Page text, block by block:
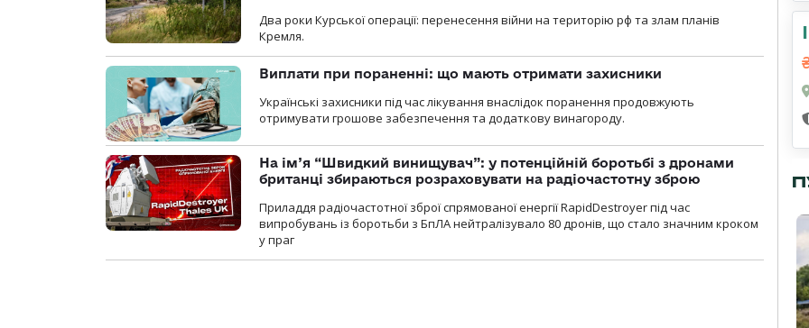
Два роки Курської операції: перенесення війни на територію рф та злам планів
Кремля.
Виплати при пораненні: що мають отримати захисники
Українські захисники під час лікування внаслідок поранення продовжують
отримувати грошове забезпечення та додаткову винагороду.
На ім’я “Швидкий винищувач”: у потенційній боротьбі з дронами
британці збираються розраховувати на радіочастотну зброю
Приладдя радіочастотної зброї спрямованої енергії RapidDestroyer під час
випробувань із боротьби з БпЛА нейтралізувало 80 дронів, що стало значним кроком
у праг